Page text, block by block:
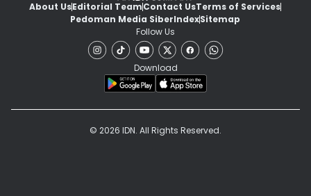
About UsEditorial TeamContact UsTerms of Services
Pedoman Media SiberIndexSitemap
Follow Us
Download
© 2026 IDN. All Rights Reserved.